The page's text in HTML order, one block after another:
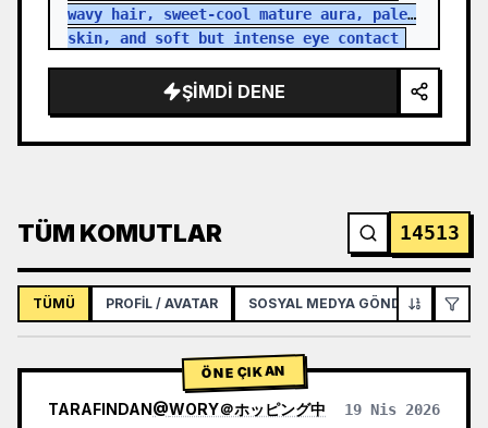
wavy hair, sweet-cool mature aura, pale
skin, and soft but intense eye contact
ŞIMDI DENE
TÜM KOMUTLAR 14513
TÜMÜ PROFIL / AVATAR SOSYAL MEDYA GÖNDERISI
ÖNE ÇIKAN
TARAFINDAN@WORY＠ホッピング中 19 Nis 2026